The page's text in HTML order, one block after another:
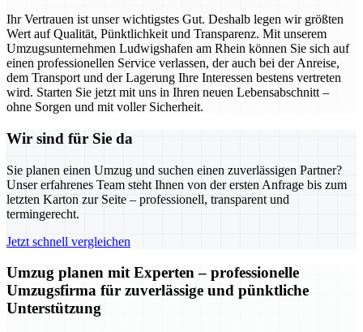
Ihr Vertrauen ist unser wichtigstes Gut. Deshalb legen wir größten
Wert auf Qualität, Pünktlichkeit und Transparenz. Mit unserem
Umzugsunternehmen Ludwigshafen am Rhein können Sie sich auf
einen professionellen Service verlassen, der auch bei der Anreise,
dem Transport und der Lagerung Ihre Interessen bestens vertreten
wird. Starten Sie jetzt mit uns in Ihren neuen Lebensabschnitt –
ohne Sorgen und mit voller Sicherheit.
Wir sind für Sie da
Sie planen einen Umzug und suchen einen zuverlässigen Partner?
Unser erfahrenes Team steht Ihnen von der ersten Anfrage bis zum
letzten Karton zur Seite – professionell, transparent und
termingerecht.
Jetzt schnell vergleichen
Umzug planen mit Experten – professionelle
Umzugsfirma für zuverlässige und pünktliche
Unterstützung